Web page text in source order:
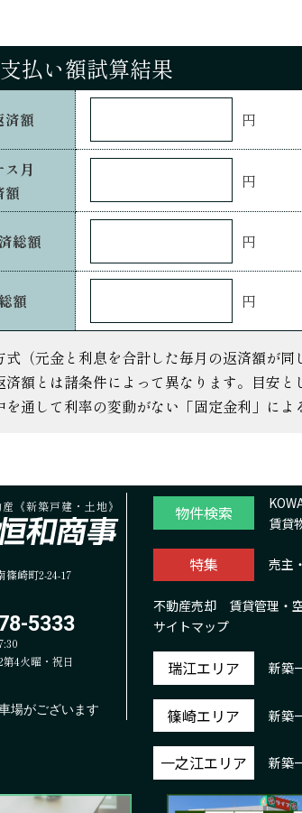
払い額試算結果
済額 円
ス月
額
円
総額 円
額 円
（元金と利息を合計した毎月の返済額が同
額とは諸条件によって異なります。目安と
を通して利率の変動がない「固定金利」によ
《新築戸建・土地》
崎町2-24-17
5333
4火曜・祝日
場がございます
物件検索
賃貸
特集 売主
不動産売却 賃貸管理・
サイトマップ
瑞江エリア 新築
篠崎エリア 新築
一之江エリア 新築